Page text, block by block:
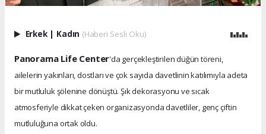
Erkek | Kadın (Haberi Sesli Oku)
Panorama Life Center'da gerçekleştirilen düğün töreni,
ailelerin yakınları, dostları ve çok sayıda davetlinin katılımıyla adeta
bir mutluluk şölenine dönüştü. Şık dekorasyonu ve sıcak
atmosferiyle dikkat çeken organizasyonda davetliler, genç çiftin
mutluluğuna ortak oldu.